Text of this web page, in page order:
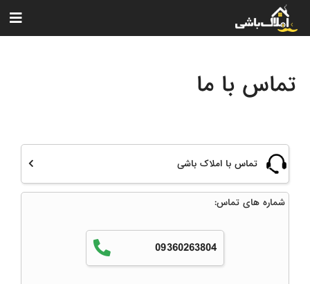
تماس با ما
تماس با املاک باشی
شماره های تماس:
09360263804